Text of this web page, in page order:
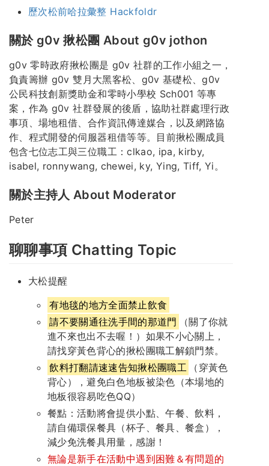
歷次松前哈拉彙整 Hackfoldr
關於 g0v 揪松團 About g0v jothon
g0v 零時政府揪松團是 g0v 社群的工作小組之一，
負責籌辦 g0v 雙月大黑客松、g0v 基礎松、g0v
公民科技創新獎助金和零時小學校 Sch001 等專
案，作為 g0v 社群發展的後盾，協助社群處理行政
事項、場地租借、合作資訊傳達媒合，以及網路協
作、程式開發的伺服器租借等等。目前揪松團成員
包含七位志工與三位職工：clkao, ipa, kirby,
isabel, ronnywang, chewei, ky, Ying, Tiff, Yi。
關於主持人 About Moderator
Peter
聊聊事項 Chatting Topic
大松提醒
有地毯的地方全面禁止飲食
請不要關通往洗手間的那道門
（關了你就
進不來也出不去喔！）如果不小心關上，
請找穿黃色背心的揪松團職工解鎖門禁。
飲料打翻請速速告知揪松團職工
（穿黃色
背心），避免白色地板被染色（本場地的
地板很容易吃色QQ）
餐點：活動將會提供小點、午餐、飲料，
請自備環保餐具（杯子、餐具、餐盒），
減少免洗餐具用量，感謝！
無論是新手在活動中遇到困難＆有問題的